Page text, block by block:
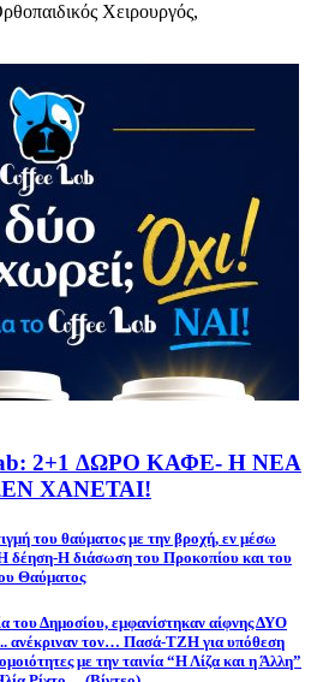
Χειρουργός,
2+1 ΔΩΡΟ ΚΑΦΕ- Η ΝΕΑ
ΧΑΝΕΤΑΙ!
του θαύματος με την βροχή, εν μέσω
δέηση-Η διάσωση του Προκοπίου και του
Θαύματος
Δημοσίου, εμφανίστηκαν αίφνης ΔΥΟ
ανέκριναν τον… Πασά-ΤΖΗ για υπόθεση
με την ταινία “Η Λίζα και η Άλλη”